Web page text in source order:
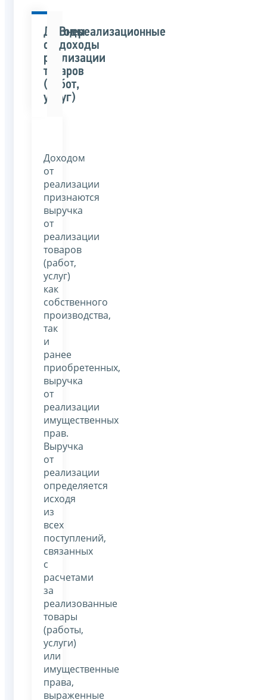
Доходы
от
реализации
товаров
(работ,
услуг)
Внереализационные
доходы
Доходом
от
реализации
признаются
выручка
от
реализации
товаров
(работ,
услуг)
как
собственного
производства,
так
и
ранее
приобретенных,
выручка
от
реализации
имущественных
прав.
Выручка
от
реализации
определяется
исходя
из
всех
поступлений,
связанных
с
расчетами
за
реализованные
товары
(работы,
услуги)
или
имущественные
права,
выраженные